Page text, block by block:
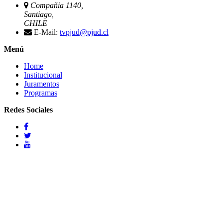
Compañia 1140,
Santiago,
CHILE
E-Mail: tvpjud@pjud.cl
Menú
Home
Institucional
Juramentos
Programas
Redes Sociales